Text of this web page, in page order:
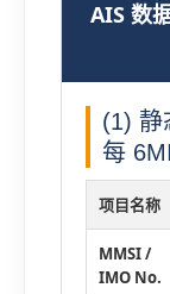
AIS 数
(1) 静
每
项目名称
MMSI /
IMO No.